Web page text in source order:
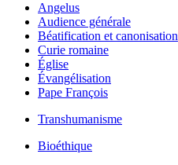
Angelus
Audience générale
Béatification et canonisation
Curie romaine
Église
Évangélisation
Pape François
Transhumanisme
Bioéthique